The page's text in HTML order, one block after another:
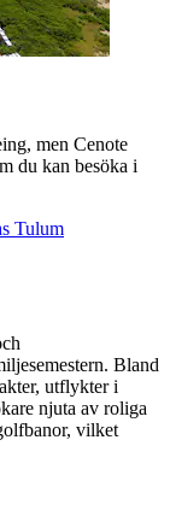
men Cenote
du kan besöka i
Tulum
Bland
utflykter i
njuta av roliga
vilket